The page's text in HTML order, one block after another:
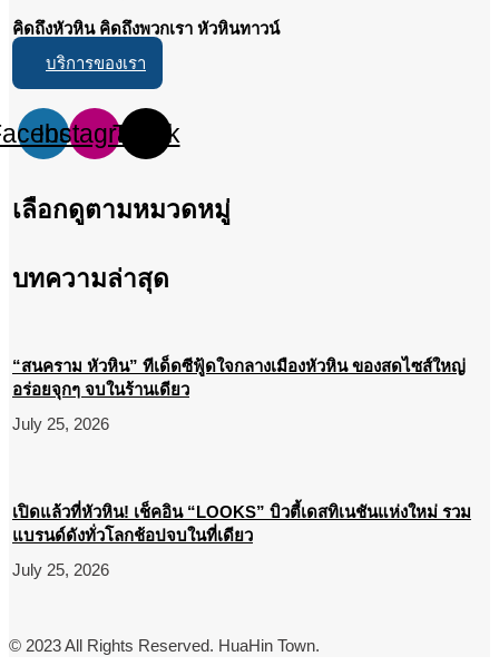
คิดถึงหัวหิน คิดถึงพวกเรา หัวหินทาวน์
บริการของเรา
InstagramTiktok
เลือกดูตามหมวดหมู่
บทความล่าสุด
“สนคราม หัวหิน” ทีเด็ดซีฟู้ดใจกลางเมืองหัวหิน ของสดไซส์ใหญ่
อร่อยจุกๆ จบในร้านเดียว
July 25, 2026
เปิดแล้วที่หัวหิน! เช็คอิน “LOOKS” บิวตี้เดสทิเนชันแห่งใหม่ รวม
แบรนด์ดังทั่วโลกช้อปจบในที่เดียว
July 25, 2026
© 2023 All Rights Reserved. HuaHin Town.